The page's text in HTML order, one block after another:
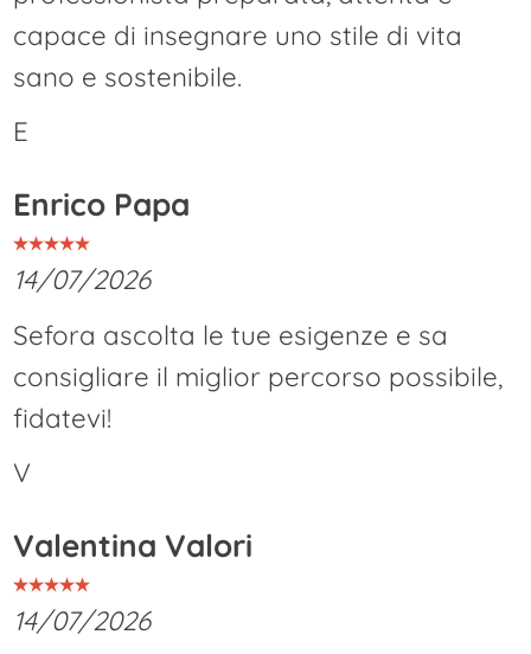
capace di insegnare uno stile di vita
sano e sostenibile.
E
Enrico Papa
14/07/2026
Sefora ascolta le tue esigenze e sa
consigliare il miglior percorso possibile,
fidatevi!
V
Valentina Valori
14/07/2026